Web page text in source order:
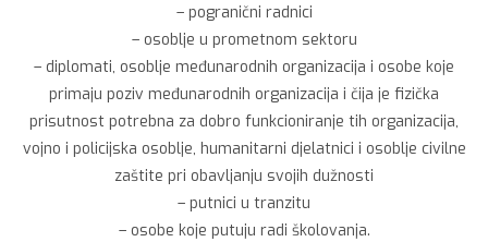
– pogranični radnici
– osoblje u prometnom sektoru
– diplomati, osoblje međunarodnih organizacija i osobe koje
primaju poziv međunarodnih organizacija i čija je fizička
prisutnost potrebna za dobro funkcioniranje tih organizacija,
vojno i policijska osoblje, humanitarni djelatnici i osoblje civilne
zaštite pri obavljanju svojih dužnosti
– putnici u tranzitu
– osobe koje putuju radi školovanja.